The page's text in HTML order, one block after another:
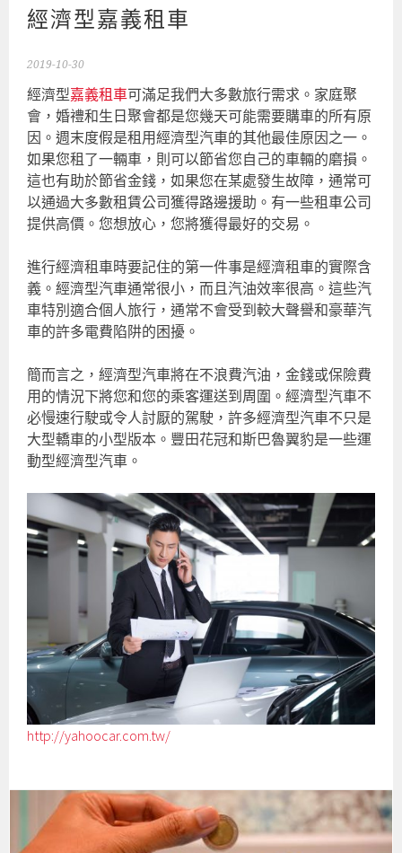
經濟型嘉義租車
2019-10-30
經濟型嘉義租車可滿足我們大多數旅行需求。家庭聚
會，婚禮和生日聚會都是您幾天可能需要購車的所有原
因。週末度假是租用經濟型汽車的其他最佳原因之一。
如果您租了一輛車，則可以節省您自己的車輛的磨損。
這也有助於節省金錢，如果您在某處發生故障，通常可
以通過大多數租賃公司獲得路邊援助。有一些租車公司
提供高價。您想放心，您將獲得最好的交易。
進行經濟租車時要記住的第一件事是經濟租車的實際含
義。經濟型汽車通常很小，而且汽油效率很高。這些汽
車特別適合個人旅行，通常不會受到較大聲譽和豪華汽
車的許多電費陷阱的困擾。
簡而言之，經濟型汽車將在不浪費汽油，金錢或保險費
用的情況下將您和您的乘客運送到周圍。經濟型汽車不
必慢速行駛或令人討厭的駕駛，許多經濟型汽車不只是
大型轎車的小型版本。豐田花冠和斯巴魯翼豹是一些運
動型經濟型汽車。
http://yahoocar.com.tw/